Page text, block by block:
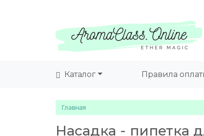
Каталог Правила
Главная
Насадка - пипетка